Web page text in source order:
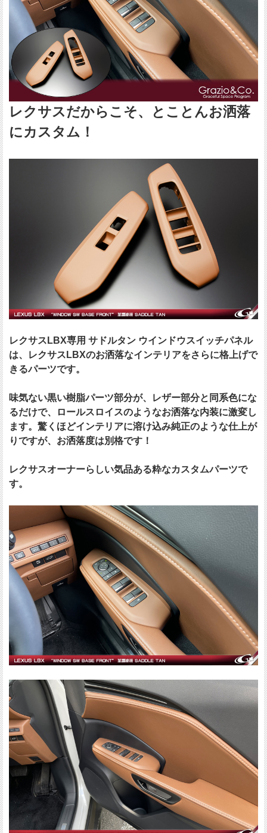
レクサスだからこそ、とことんお洒落
にカスタム！
レクサスLBX専用 サドルタン ウインドウスイッチパネル
は、レクサスLBXのお洒落なインテリアをさらに格上げで
きるパーツです。
味気ない黒い樹脂パーツ部分が、レザー部分と同系色にな
るだけで、ロールスロイスのようなお洒落な内装に激変し
ます。驚くほどインテリアに溶け込み純正のような仕上が
りですが、お洒落度は別格です！
レクサスオーナーらしい気品ある粋なカスタムパーツで
す。